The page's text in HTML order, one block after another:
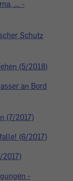
... -
Schutz
(5/2018)
an Bord
(7/2017)
(6/2017)
-